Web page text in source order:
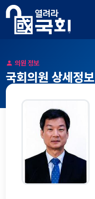
의원 정보
국회의원 상세정보